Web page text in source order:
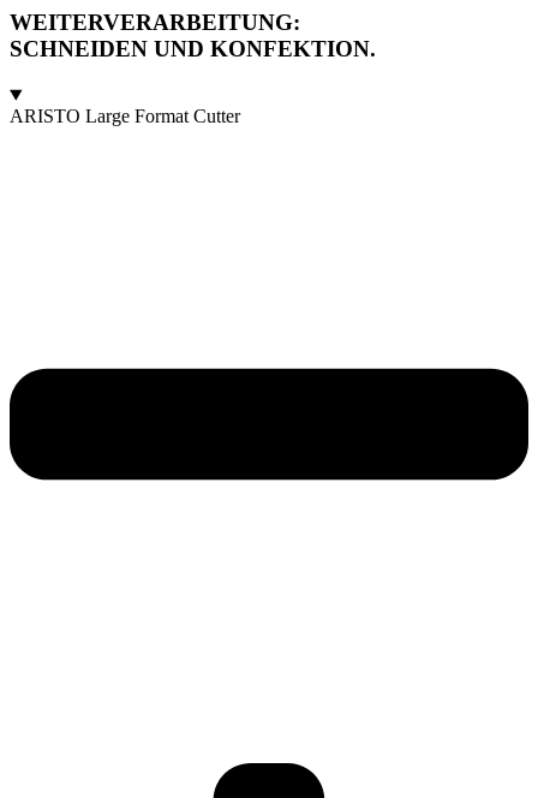
WEITERVERARBEITUNG:
SCHNEIDEN UND KONFEKTION.
ARISTO Large Format Cutter